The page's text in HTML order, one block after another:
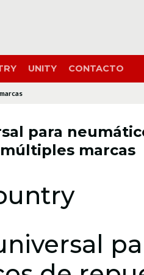
UNITY CONTACTO
para
marcas